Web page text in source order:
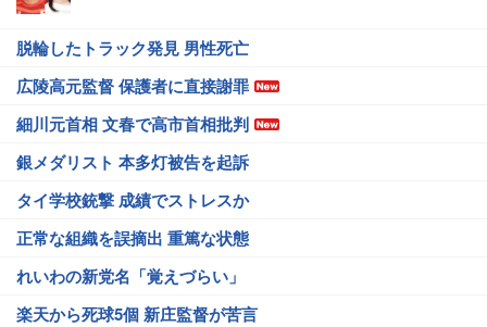
脱輪したトラック発見 男性死亡
広陵高元監督 保護者に直接謝罪
細川元首相 文春で高市首相批判
銀メダリスト 本多灯被告を起訴
タイ学校銃撃 成績でストレスか
正常な組織を誤摘出 重篤な状態
れいわの新党名「覚えづらい」
楽天から死球5個 新庄監督が苦言